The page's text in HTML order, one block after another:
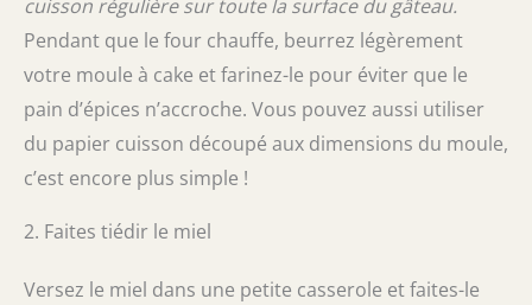
cuisson régulière sur toute la surface du gâteau.
Pendant que le four chauffe, beurrez légèrement
votre moule à cake et farinez-le pour éviter que le
pain d’épices n’accroche. Vous pouvez aussi utiliser
du papier cuisson découpé aux dimensions du moule,
c’est encore plus simple !
2. Faites tiédir le miel
Versez le miel dans une petite casserole et faites-le